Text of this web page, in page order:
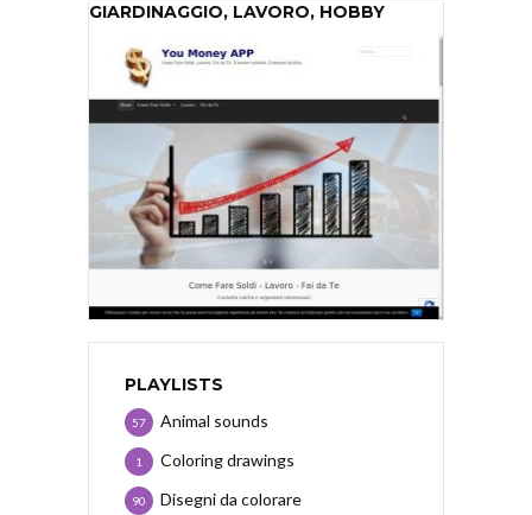
GIARDINAGGIO, LAVORO, HOBBY
PLAYLISTS
Animal sounds
57
Coloring drawings
1
Disegni da colorare
90